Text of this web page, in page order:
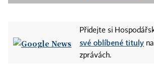
Přidejte si
své oblíbené tituly
zprávách.